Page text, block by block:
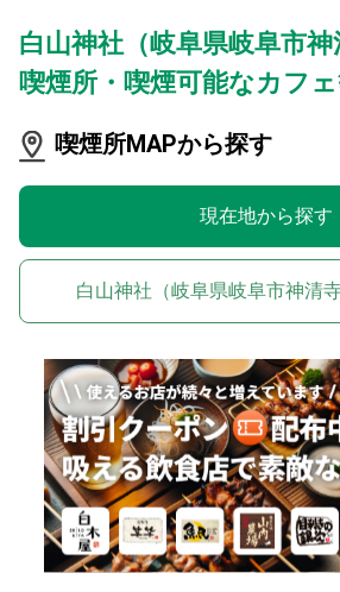
白山神社（岐阜県岐阜市
喫煙所・喫煙可能なカフ
喫煙所MAPから探す
現在地から探す
白山神社（岐阜県岐阜市神清